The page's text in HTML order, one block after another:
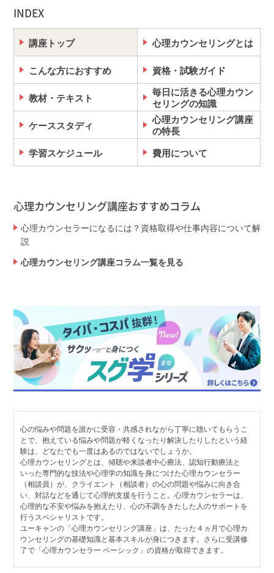
推奨環境は変更になる場合があります。最新の推奨環
境を必ずこちらでご確認ください。
●ご利用上の注意
ご利用には、デジタル学習サイトへの登録が必要で
す。
ご利用にはインターネット回線の契約が必要です。イ
ンターネット接続料金等はお客様のご負担となりま
す。
受講期限内でのみご利用になれます。
画面のイメージは変更になる場合があります。
エゴグラム性格診断サービスは16歳以上を対象に制作
しております。16歳未満の方の場合、適正な診断結果
INDEX
講座トップ 心理カウンセリングとは
こんな方におすすめ 資格・試験ガイド
教材・テキスト
毎日に活きる心理カウン
セリングの知識
ケーススタディ
心理カウンセリング講座
の特長
学習スケジュール 費用について
心理カウンセリング講座おすすめコラム
心理カウンセラーになるには？資格取得や仕事内容について解
説
心理カウンセリング講座コラム一覧を見る
心の悩みや問題を誰かに受容・共感されながら丁寧に聴いてもらうこ
とで、抱えている悩みや問題が軽くなったり解決したりしたという経
験は、どなたでも一度はあるのではないでしょうか。
心理カウンセリングとは、傾聴や来談者中心療法、認知行動療法と
いった専門的な技法や心理学の知識を身につけた心理カウンセラー
（相談員）が、クライエント（相談者）の心の問題や悩みに向き合
い、対話などを通じて心理的支援を行うこと。心理カウンセラーは、
心理的な不安や悩みを抱えたり、心の不調をきたした人のサポートを
行うスペシャリストです。
ユーキャンの「心理カウンセリング講座」は、たった４ヵ月で心理カ
ウンセリングの基礎知識と基本スキルが身につきます。さらに受講修
了で「心理カウンセラー ベーシック」の資格が取得できます。